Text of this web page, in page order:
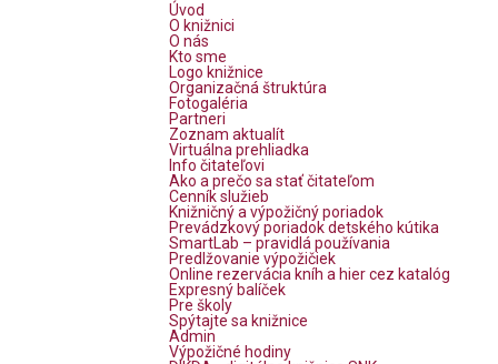
Úvod
O knižnici
O nás
Kto sme
Logo knižnice
Organizačná štruktúra
Fotogaléria
Partneri
Zoznam aktualít
Virtuálna prehliadka
Info čitateľovi
Ako a prečo sa stať čitateľom
Cenník služieb
Knižničný a výpožičný poriadok
Prevádzkový poriadok detského kútika
SmartLab – pravidlá používania
Predlžovanie výpožičiek
Online rezervácia kníh a hier cez katalóg
Expresný balíček
Pre školy
Spýtajte sa knižnice
Admin
Výpožičné hodiny